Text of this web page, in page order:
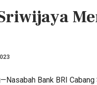
Bank BRI